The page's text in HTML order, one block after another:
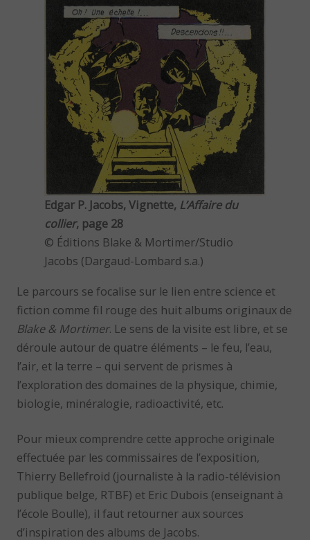
Edgar P. Jacobs, Vignette, L’Affaire du
collier, page 28
© Éditions Blake & Mortimer/Studio
Jacobs (Dargaud-Lombard s.a.)
Le parcours se focalise sur le lien entre science et
fiction comme fil rouge des huit albums originaux de
Blake & Mortimer. Le sens de la visite est libre, et se
déroule autour de quatre éléments – le feu, l’eau,
l’air, et la terre – qui servent de prismes à
l’exploration des domaines de la physique, chimie,
biologie, minéralogie, radioactivité, etc.
Pour mieux comprendre cette approche originale
effectuée par les commissaires de l’exposition,
Thierry Bellefroid (journaliste à la radio-télévision
publique belge, RTBF) et Eric Dubois (enseignant à
l’école Boulle), il faut retourner aux sources
d’inspiration des albums de Jacobs.